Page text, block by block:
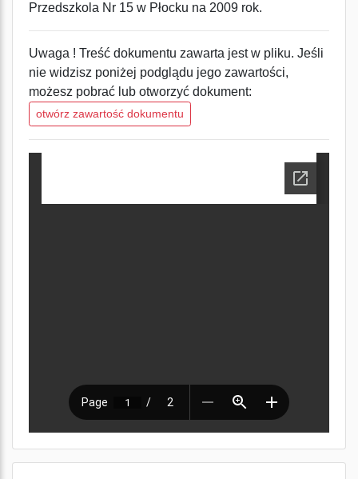
Przedszkola Nr 15 w Płocku na 2009 rok.
Uwaga ! Treść dokumentu zawarta jest w pliku. Jeśli
nie widzisz poniżej podglądu jego zawartości,
możesz pobrać lub otworzyć dokument:
otwórz zawartość dokumentu